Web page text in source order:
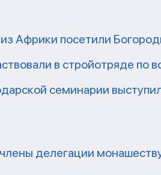
Африки посетили
в стройотряде по
семинарии
делегации